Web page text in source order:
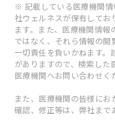
※ 記載している医療機関
社ウェルネスが保有してお
ます。また、医療機関情
ではなく、それら情報の閲
一切責任を負いかねます
がありますので、検索し
医療機関へお問い合わせく
また、医療機関の皆様に
確認、修正等は、弊社まで